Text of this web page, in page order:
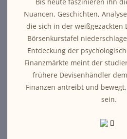
Nuancen, Geschichten,
die sich in der weißgezackten
Börsenkurstafel
Entdeckung der
Finanzmärkte meint der
frühere Devisenhändler
Finanzen antreibt und
sein.